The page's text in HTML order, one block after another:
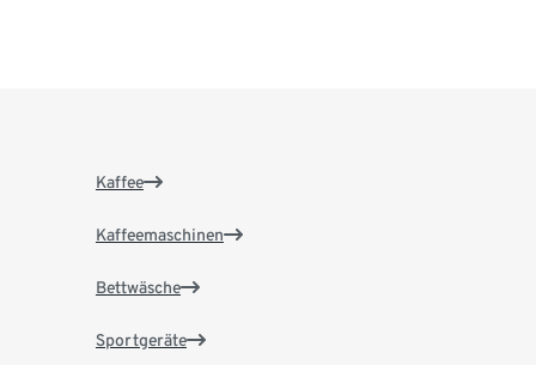
Kaffee
Kaffeemaschinen
Bettwäsche
Sportgeräte